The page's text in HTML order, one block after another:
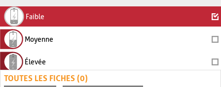
Faible
Moyenne
Élevée
TOUTES LES FICHES (0)